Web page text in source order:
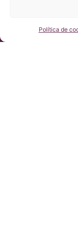
Política de
本网站内容原文为